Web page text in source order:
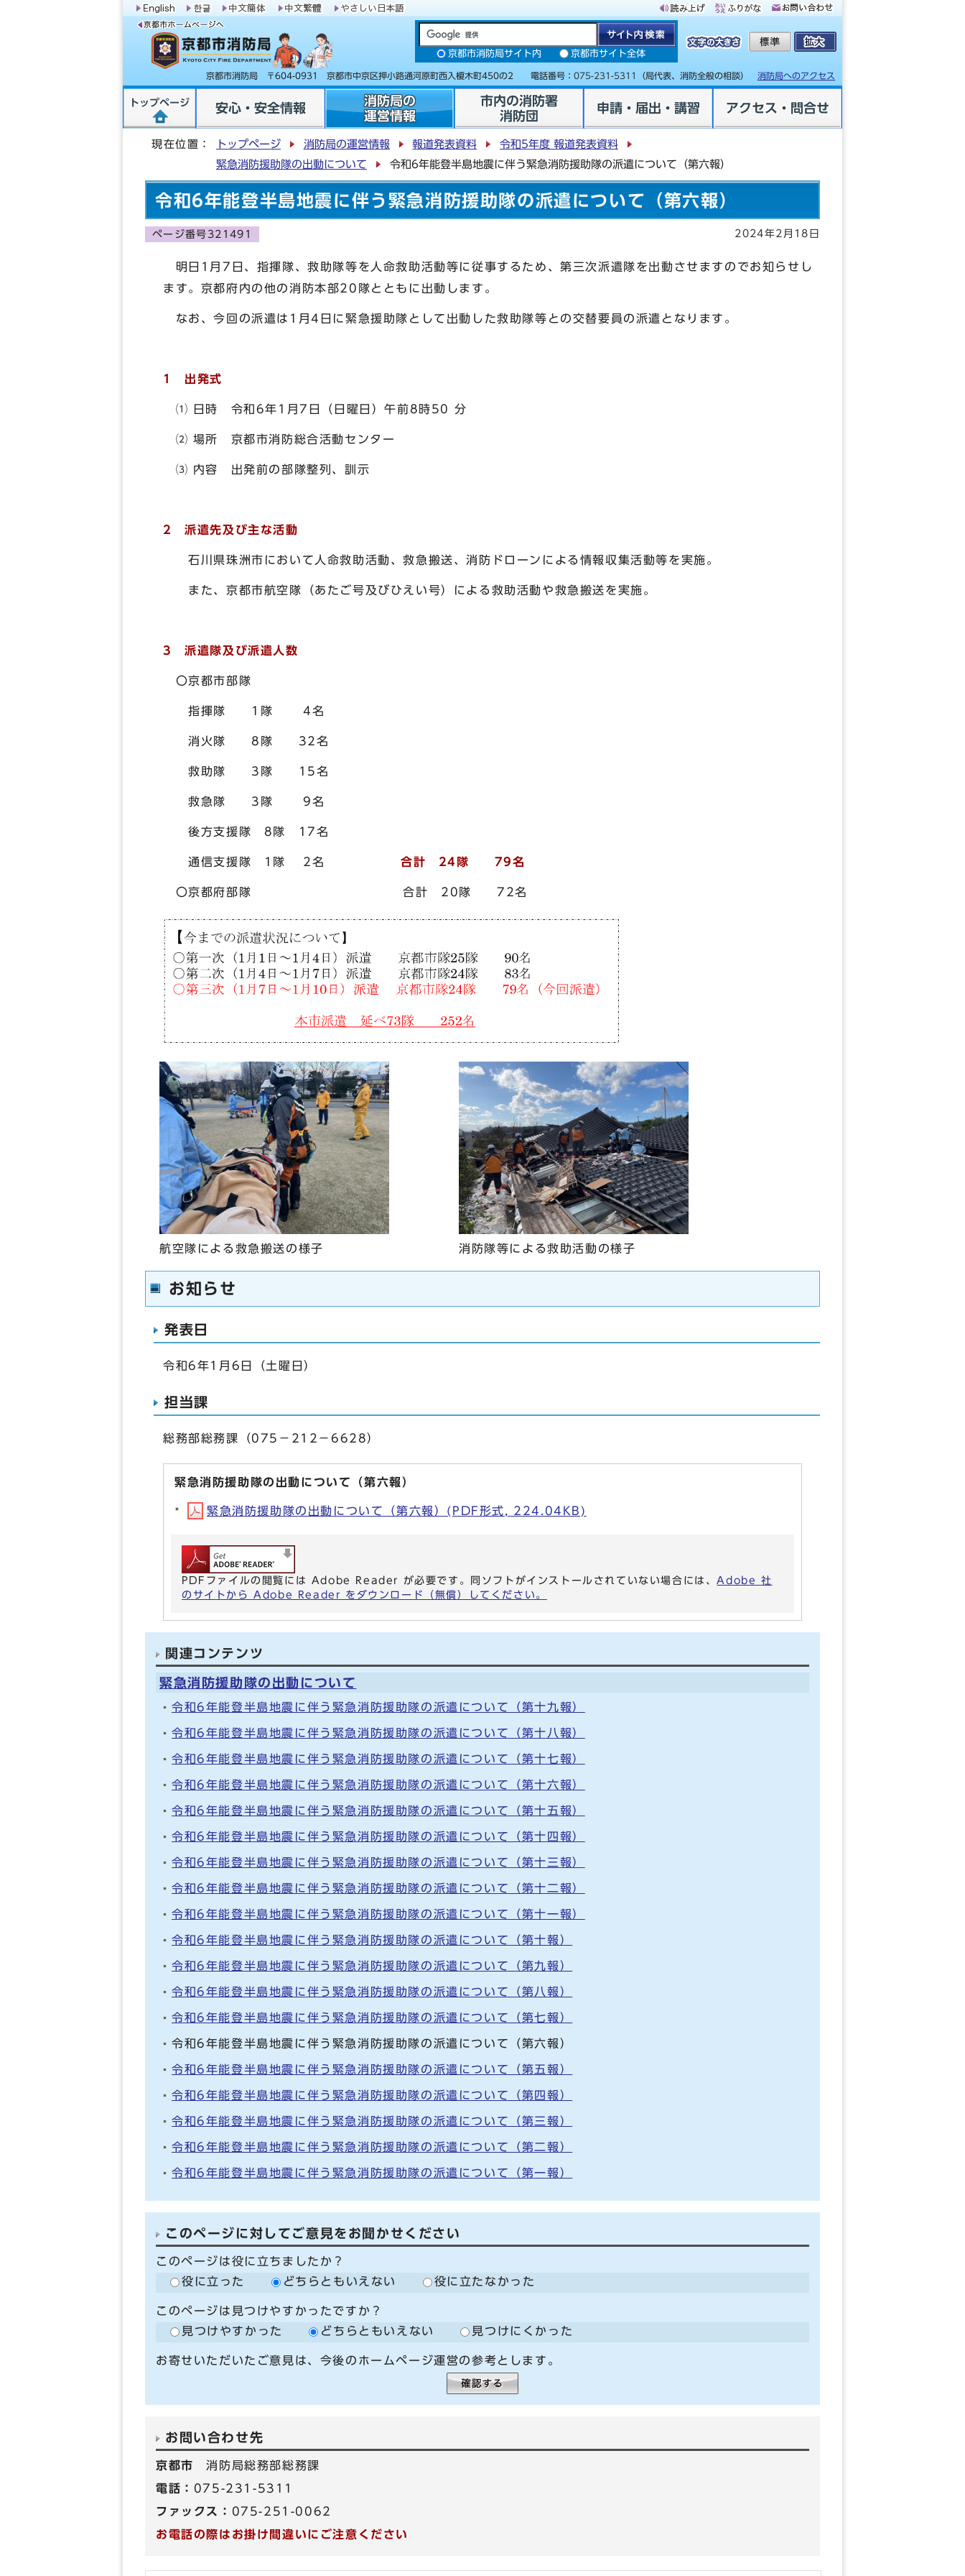
京都市消防局サイト内 京都市サイト全体
京都市消防局 〒604-0931 京都市中京区押小路通河原町西入榎木町450の2 電話番号： 075-231-5311 （局代表、消防全般の相談） 消防局へのアクセス
トップページ 安心・安全情報
消防局の
運営情報
市内の消防署
消防団
申請・届出・講習 アクセス・問合せ
現在位置： トップページ 消防局の運営情報 報道発表資料
令和5年度 報道発表資料
緊急消防援助隊の出動について
令和6年能登半島地震に伴う緊急消防援助隊の派遣について（第六報）
令和6年能登半島地震に伴う緊急消防援助隊の派遣について（第六報）
ページ番号321491 2024年2月18日
明日1月7日、指揮隊、救助隊等を人命救助活動等に従事するため、第三次派遣隊を出動させますのでお知らせし
ます。京都府内の他の消防本部20隊とともに出動します。
なお、今回の派遣は1月4日に緊急援助隊として出動した救助隊等との交替要員の派遣となります。
1 出発式
⑴ 日時 令和6年1月7日（日曜日）午前8時50 分
⑵ 場所 京都市消防総合活動センター
⑶ 内容 出発前の部隊整列、訓示
2 派遣先及び主な活動
石川県珠洲市において人命救助活動、救急搬送、消防ドローンによる情報収集活動等を実施。
また、京都市航空隊（あたご号及びひえい号）による救助活動や救急搬送を実施。
3 派遣隊及び派遣人数
〇京都市部隊
指揮隊 1隊 4名
消火隊 8隊 32名
救助隊 3隊 15名
救急隊 3隊 9名
後方支援隊 8隊 17名
通信支援隊 1隊 2名 合計 24隊 79名
〇京都府部隊 合計 20隊 72名
航空隊による救急搬送の様子 消防隊等による救助活動の様子
お知らせ
発表日
令和6年1月6日（土曜日）
担当課
総務部総務課（075－212－6628）
緊急消防援助隊の出動について（第六報）
緊急消防援助隊の出動について（第六報）(PDF形式, 224.04KB)
PDFファイルの閲覧には Adobe Reader が必要です。同ソフトがインストールされていない場合には、Adobe 社
のサイトから Adobe Reader をダウンロード（無償）してください。
関連コンテンツ
緊急消防援助隊の出動について
令和6年能登半島地震に伴う緊急消防援助隊の派遣について（第十九報）
令和6年能登半島地震に伴う緊急消防援助隊の派遣について（第十八報）
令和6年能登半島地震に伴う緊急消防援助隊の派遣について（第十七報）
令和6年能登半島地震に伴う緊急消防援助隊の派遣について（第十六報）
令和6年能登半島地震に伴う緊急消防援助隊の派遣について（第十五報）
令和6年能登半島地震に伴う緊急消防援助隊の派遣について（第十四報）
令和6年能登半島地震に伴う緊急消防援助隊の派遣について（第十三報）
令和6年能登半島地震に伴う緊急消防援助隊の派遣について（第十二報）
令和6年能登半島地震に伴う緊急消防援助隊の派遣について（第十一報）
令和6年能登半島地震に伴う緊急消防援助隊の派遣について（第十報）
令和6年能登半島地震に伴う緊急消防援助隊の派遣について（第九報）
令和6年能登半島地震に伴う緊急消防援助隊の派遣について（第八報）
令和6年能登半島地震に伴う緊急消防援助隊の派遣について（第七報）
令和6年能登半島地震に伴う緊急消防援助隊の派遣について（第六報）
令和6年能登半島地震に伴う緊急消防援助隊の派遣について（第五報）
令和6年能登半島地震に伴う緊急消防援助隊の派遣について（第四報）
令和6年能登半島地震に伴う緊急消防援助隊の派遣について（第三報）
令和6年能登半島地震に伴う緊急消防援助隊の派遣について（第二報）
令和6年能登半島地震に伴う緊急消防援助隊の派遣について（第一報）
このページに対してご意見をお聞かせください
このページは役に立ちましたか？
役に立った
どちらともいえない 役に立たなかった
このページは見つけやすかったですか？
見つけやすかった
どちらともいえない 見つけにくかった
お寄せいただいたご意見は、今後のホームページ運営の参考とします。
お問い合わせ先
京都市消防局総務部総務課
電話： 075-231-5311
ファックス： 075-251-0062
お電話の際はお掛け間違いにご注意ください